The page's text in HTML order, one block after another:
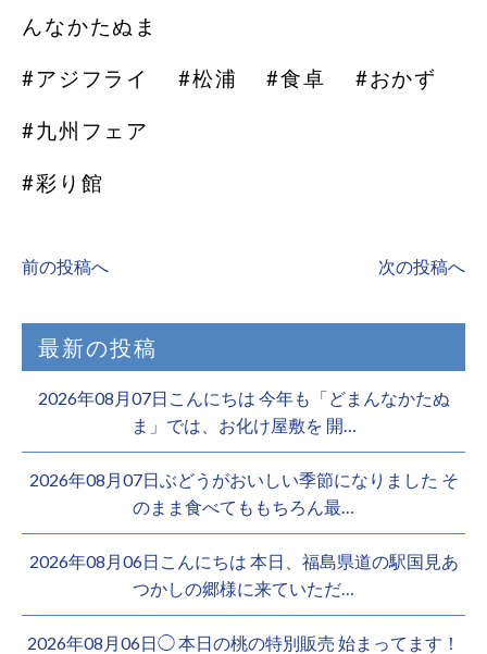
んなかたぬま
#アジフライ #松浦 #食卓 #おかず
#九州フェア
#彩り館
前の投稿へ 次の投稿へ
最新の投稿
2026年08月07日こんにちは 今年も「どまんなかたぬ
ま」では、お化け屋敷を 開…
2026年08月07日ぶどうがおいしい季節になりました そ
のまま食べてももちろん最…
2026年08月06日こんにちは 本日、福島県道の駅国見あ
つかしの郷様に来ていただ…
2026年08月06日◯ 本日の桃の特別販売 始まってます！